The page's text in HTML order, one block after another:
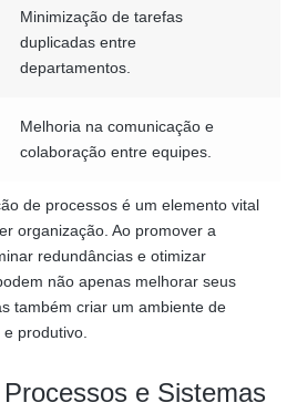
Minimização de tarefas
duplicadas entre
departamentos.
Melhoria na comunicação e
colaboração entre equipes.
de processos é um elemento vital
organização. Ao promover a
redundâncias e otimizar
não apenas melhorar seus
também criar um ambiente de
produtivo.
e Sistemas